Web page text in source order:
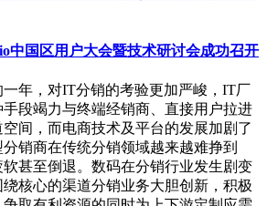
中国区用户大会暨技术研讨会成功召开
一年，对IT分销的考验更加严峻，IT厂
段竭力与终端经销商、直接用户拉进
间，而电商技术及平台的发展加剧了
销商在传统分销领域越来越难挣到
甚至倒退。数码在分销行业发生剧变
核心的渠道分销业务大胆创新，积极